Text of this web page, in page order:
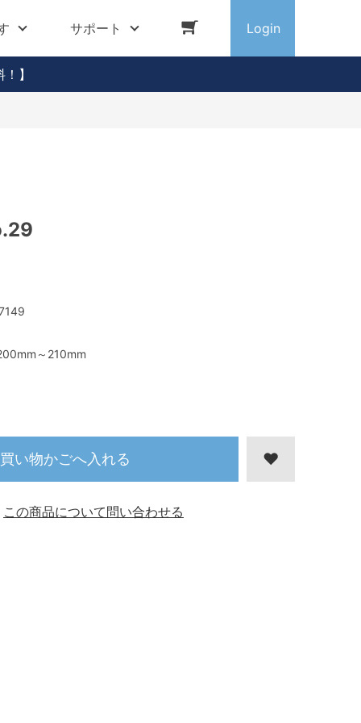
サポート Login
】
～210mm
買い物かごへ入れる
この商品について問い合わせる